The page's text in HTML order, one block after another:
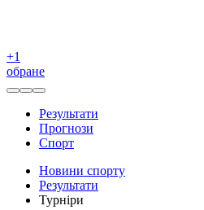
+1
обране
Результати
Прогнози
Спорт
Новини спорту
Результати
Турніри